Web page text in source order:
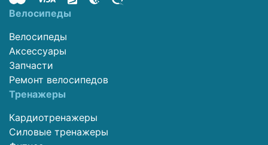
Велосипеды
Велосипеды
Аксессуары
Запчасти
Ремонт велосипедов
Тренажеры
Кардиотренажеры
Силовые тренажеры